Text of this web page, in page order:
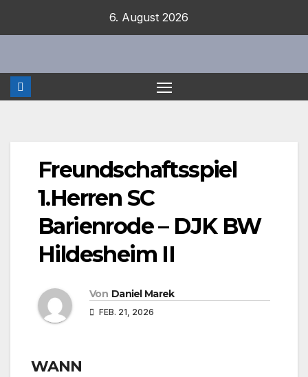
6. August 2026
Freundschaftsspiel
1.Herren SC
Barienrode – DJK BW
Hildesheim II
Von Daniel Marek
FEB. 21, 2026
WANN